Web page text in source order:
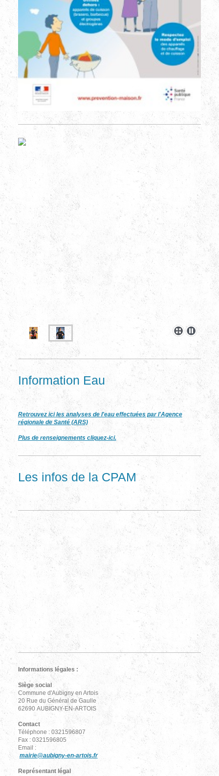
Information Eau
Retrouvez ici les analyses de l'eau effectuées par l'Agence
régionale de Santé (ARS)
Plus de renseignements cliquez-ici.
Les infos de la CPAM
Informations légales :
Siège social
Commune d'Aubigny en Artois
20 Rue du Général de Gaulle
62690 AUBIGNY-EN-ARTOIS
Contact
Téléphone : 0321596807
Fax : 0321596805
Email :
mairie@aubigny-en-artois.fr
Représentant légal